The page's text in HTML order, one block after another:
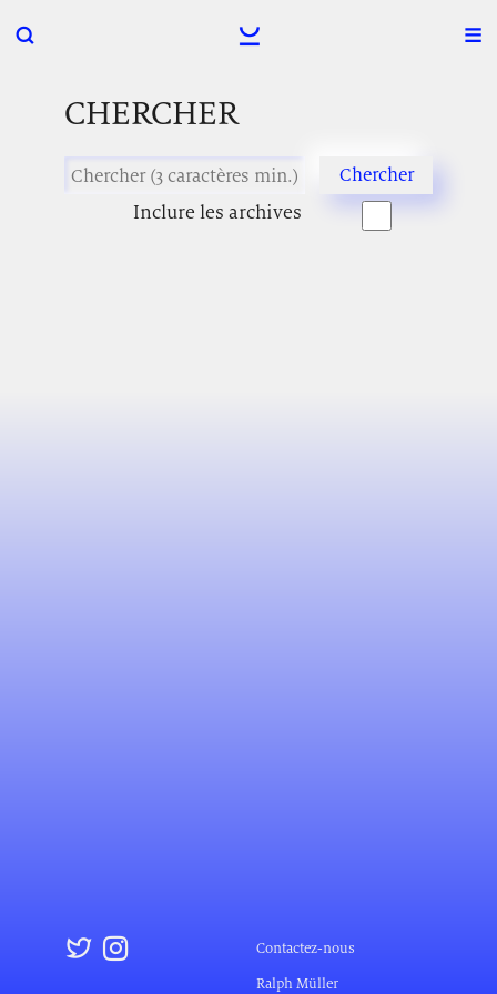
CHERCHER
Inclure les archives
Contactez-nous
Ralph Müller